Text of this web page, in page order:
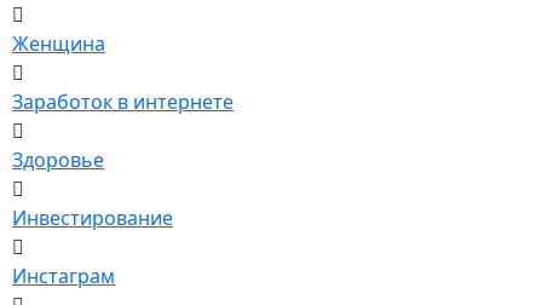
Женщина
Заработок в интернете
Здоровье
Инвестирование
Инстаграм